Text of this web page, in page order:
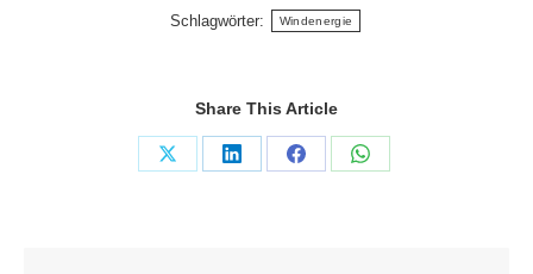
Schlagwörter: Windenergie
Share This Article
Share
Share
Share
Share